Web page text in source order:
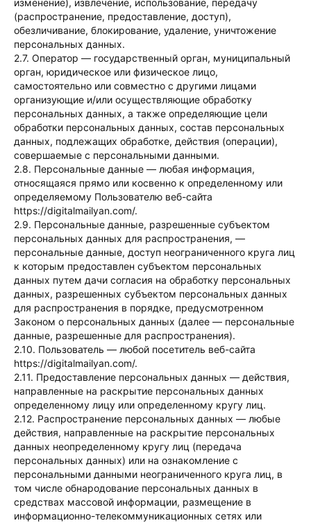
изменение), извлечение, использование, передачу
(распространение, предоставление, доступ),
обезличивание, блокирование, удаление, уничтожение
персональных данных.
2.7. Оператор — государственный орган, муниципальный
орган, юридическое или физическое лицо,
самостоятельно или совместно с другими лицами
организующие и/или осуществляющие обработку
персональных данных, а также определяющие цели
обработки персональных данных, состав персональных
данных, подлежащих обработке, действия (операции),
совершаемые с персональными данными.
2.8. Персональные данные — любая информация,
относящаяся прямо или косвенно к определенному или
определяемому Пользователю веб-сайта
https://digitalmailyan.com/.
2.9. Персональные данные, разрешенные субъектом
персональных данных для распространения, —
персональные данные, доступ неограниченного круга лиц
к которым предоставлен субъектом персональных
данных путем дачи согласия на обработку персональных
данных, разрешенных субъектом персональных данных
для распространения в порядке, предусмотренном
Законом о персональных данных (далее — персональные
данные, разрешенные для распространения).
2.10. Пользователь — любой посетитель веб-сайта
https://digitalmailyan.com/.
2.11. Предоставление персональных данных — действия,
направленные на раскрытие персональных данных
определенному лицу или определенному кругу лиц.
2.12. Распространение персональных данных — любые
действия, направленные на раскрытие персональных
данных неопределенному кругу лиц (передача
персональных данных) или на ознакомление с
персональными данными неограниченного круга лиц, в
том числе обнародование персональных данных в
средствах массовой информации, размещение в
информационно-телекоммуникационных сетях или